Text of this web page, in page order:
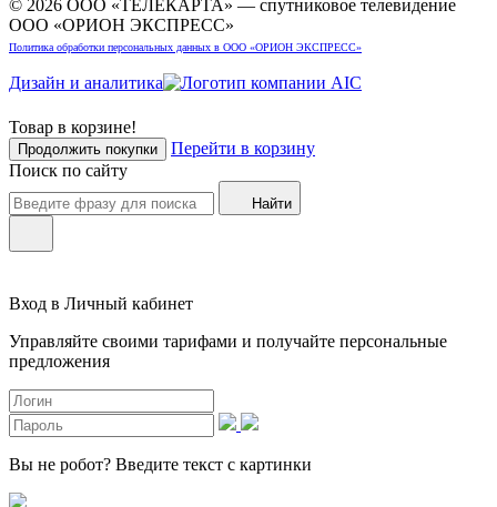
© 2026 ООО «ТЕЛЕКАРТА» — спутниковое телевидение
ООО «ОРИОН ЭКСПРЕСС»
Политика обработки персональных данных в ООО «ОРИОН ЭКСПРЕСС»
Дизайн и аналитика
Товар в корзине!
Продолжить покупки
Перейти в корзину
Поиск по сайту
Найти
Вход в Личный кабинет
Управляйте своими тарифами и получайте персональные
предложения
Вы не робот? Введите текст с картинки